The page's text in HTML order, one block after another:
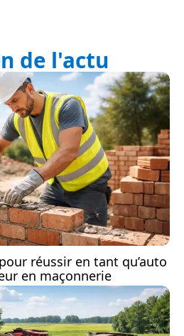
de l'actu
réussir en tant qu’auto
en maçonnerie